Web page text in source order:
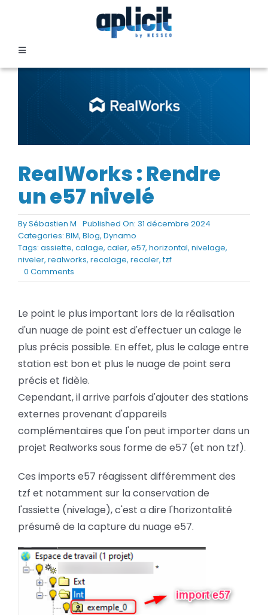
Toggle
Navigation
TEMOIGNAGES
EVENEMENTS
BLOG
SOCIETE
Rechercher:
RealWorks : Rendre
un e57 nivelé
BySébastien M Published On: 31 décembre 2024
Categories: BIM, Blog, Dynamo
Tags: assiette, calage, caler, e57, horizontal, nivelage,
niveler, realworks, recalage, recaler,tzf
0 Commentson
RealWorks
Rendre
un
e57
nivelé
Le point le plus important lors de la réalisation
d'un nuage de point est d'effectuer un calage le
plus précis possible. En effet, plus le calage entre
station est bon et plus le nuage de point sera
précis et fidèle.
Cependant, il arrive parfois d'ajouter des stations
externes provenant d'appareils
complémentaires que l'on peut importer dans un
projet Realworks sous forme de e57 (et non tzf).
Ces imports e57 réagissent différemment des
tzf et notamment sur la conservation de
l'assiette (nivelage), c'est a dire l'horizontalité
présumé de la capture du nuage e57.